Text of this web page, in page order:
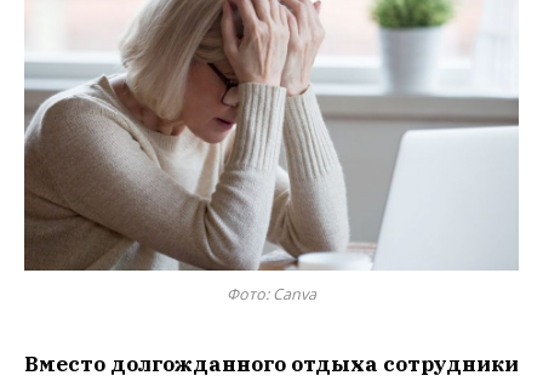
Фото: Сanva
Вместо долгожданного отдыха сотрудники